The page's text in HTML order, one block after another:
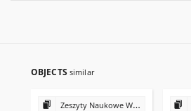
OBJECTS similar
Zeszyty Naukowe Wyższej Szkoły Bankowej we Wrocławiu